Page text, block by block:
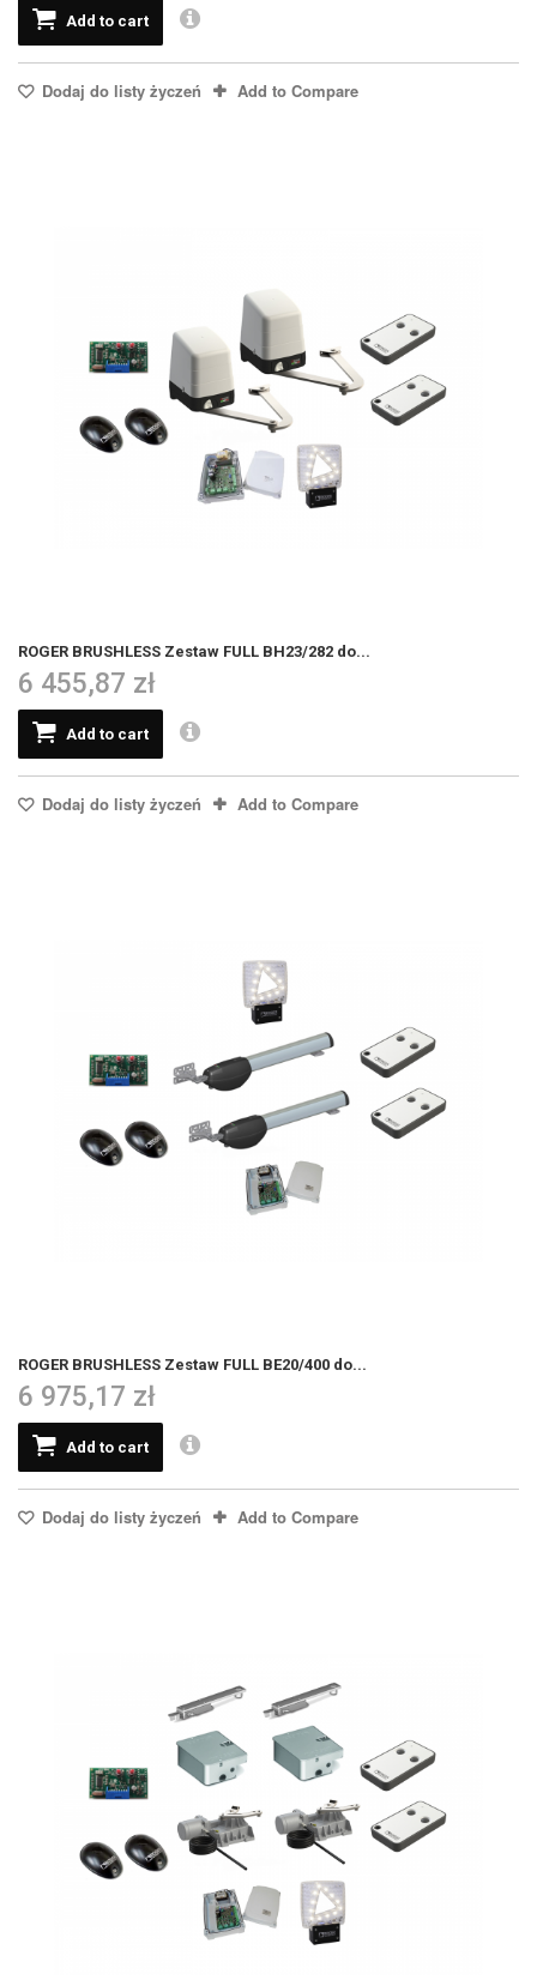
Add to cart
Dodaj do listy życzeń Add to Compare
ROGER BRUSHLESS Zestaw FULL BH23/282 do...
6 455,87 zł
Add to cart
Dodaj do listy życzeń Add to Compare
ROGER BRUSHLESS Zestaw FULL BE20/400 do...
6 975,17 zł
Add to cart
Dodaj do listy życzeń Add to Compare